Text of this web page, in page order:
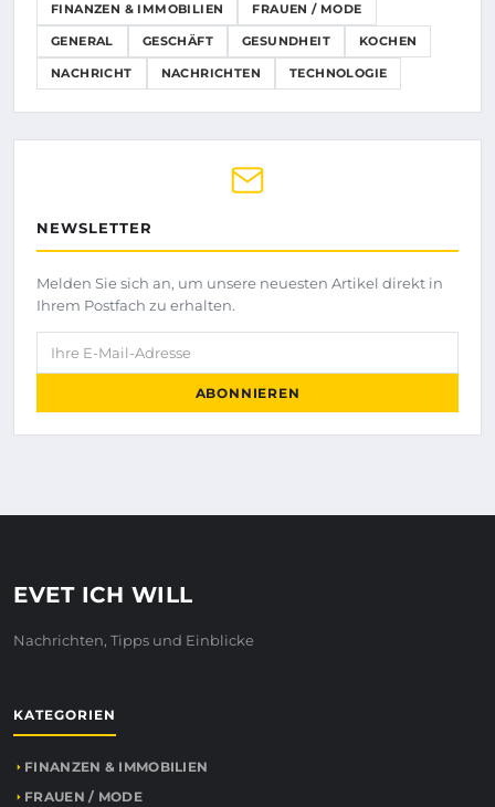
FINANZEN & IMMOBILIEN FRAUEN / MODE
GENERAL GESCHÄFT GESUNDHEIT KOCHEN
NACHRICHT NACHRICHTEN TECHNOLOGIE
NEWSLETTER
Melden Sie sich an, um unsere neuesten Artikel direkt in
Ihrem Postfach zu erhalten.
Ihre E-Mail-Adresse
ABONNIEREN
EVET ICH WILL
Nachrichten, Tipps und Einblicke
KATEGORIEN
FINANZEN & IMMOBILIEN
FRAUEN / MODE